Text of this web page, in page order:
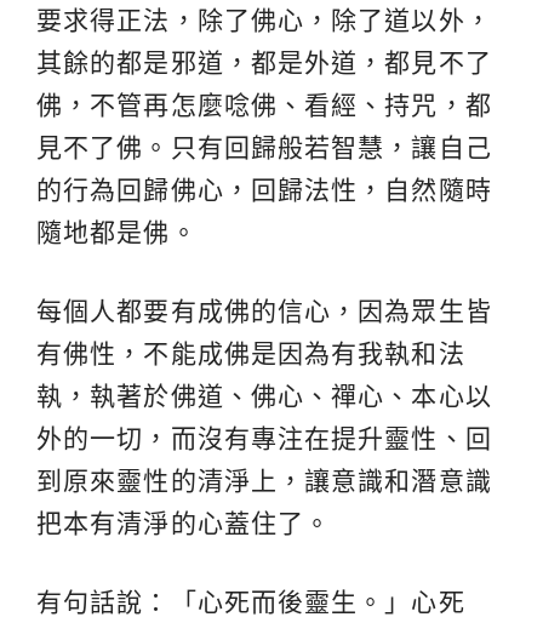
要求得正法，除了佛心，除了道以外，
其餘的都是邪道，都是外道，都見不了
佛，不管再怎麼唸佛、看經、持咒，都
見不了佛。只有回歸般若智慧，讓自己
的行為回歸佛心，回歸法性，自然隨時
隨地都是佛。
每個人都要有成佛的信心，因為眾生皆
有佛性，不能成佛是因為有我執和法
執，執著於佛道、佛心、禪心、本心以
外的一切，而沒有專注在提升靈性、回
到原來靈性的清淨上，讓意識和潛意識
把本有清淨的心蓋住了。
有句話說：「心死而後靈生。」心死